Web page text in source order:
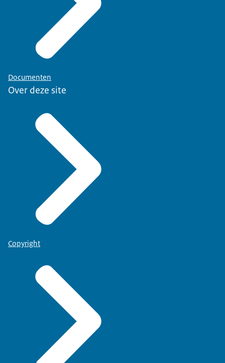
Documenten
Over deze site
Copyright